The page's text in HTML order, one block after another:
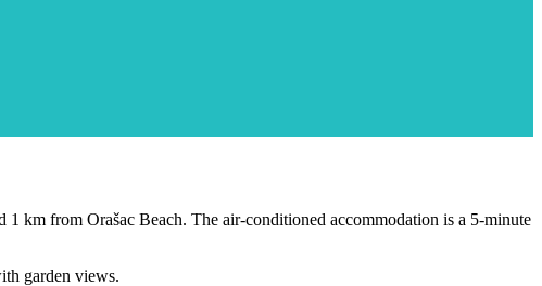
km from Orašac Beach. The air-conditioned accommodation is a 5-minute
garden views.